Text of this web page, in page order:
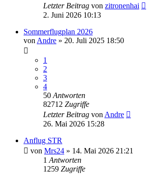
Letzter Beitrag von zitronenhai
2. Juni 2026 10:13
Sommerflugplan 2026
von Andre » 20. Juli 2025 18:50
1
2
3
4
50 Antworten
82712 Zugriffe
Letzter Beitrag von Andre
26. Mai 2026 15:28
Anflug STR
von Mrs24 » 14. Mai 2026 21:21
1 Antworten
1259 Zugriffe